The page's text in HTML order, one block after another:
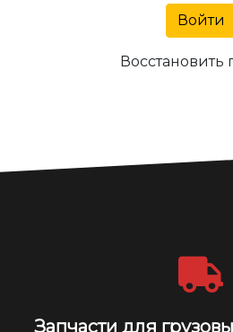
Войти
Восстановить
Запчасти для